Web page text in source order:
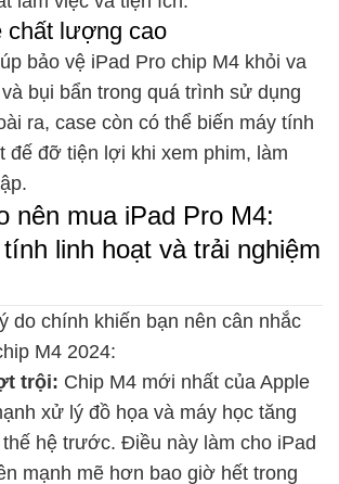
chất lượng cao
bảo vệ iPad Pro chip M4 khỏi va
bụi bẩn trong quá trình sử dụng
ra, case còn có thể biến máy tính
đế đỡ tiện lợi khi xem phim, làm
nên mua iPad Pro M4:
linh hoạt và trải nghiệm
do chính khiến bạn nên cân nhắc
M4 2024:
trội: Chip M4 mới nhất của Apple
xử lý đồ họa và máy học tăng
hệ trước. Điều này làm cho iPad
mạnh mẽ hơn bao giờ hết trong